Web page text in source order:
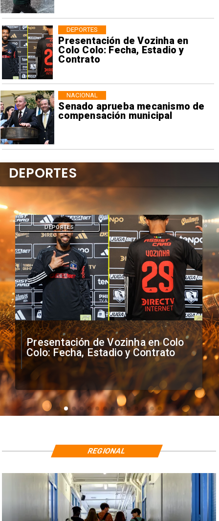
Presentación de Vozinha en
Colo Colo: Fecha, Estadio y
Contrato
DEPORTES
Senado aprueba mecanismo de
compensación municipal
NACIONAL
Presentación de Vozinha en Colo
Colo: Fecha, Estadio y Contrato
DEPORTES
DEPORTES
REGIONAL